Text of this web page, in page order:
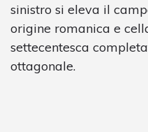
sinistro si eleva il
origine romanica e
settecentesca
ottagonale.